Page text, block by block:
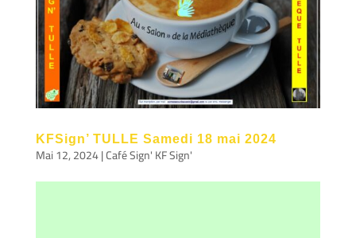
KFSign’ TULLE Samedi 18 mai 2024
Mai 12, 2024|Café Sign' KF Sign'